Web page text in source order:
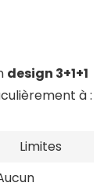
design 3+1+1
à :
Limites